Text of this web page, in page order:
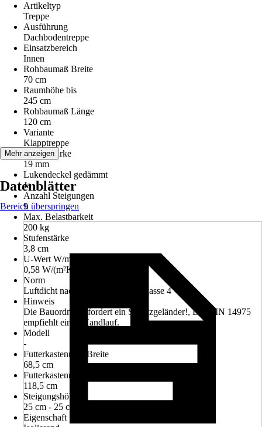
Artikeltyp
Treppe
Ausführung
Dachbodentreppe
Einsatzbereich
Innen
Rohbaumaß Breite
70 cm
Raumhöhe bis
245 cm
Rohbaumaß Länge
120 cm
Variante
Klapptreppe
Deckelstärke
19 mm
Lukendeckel gedämmt
Ja
Anzahl Steigungen
9
Max. Belastbarkeit
200 kg
Stufenstärke
3,8 cm
U-Wert W/m²K
0,58 W/(m²K)
Norm
Luftdicht nach DIN EN 12207 Klasse 4
Hinweis
Die Bauordnung fordert ein Schutzgeländer!, Die DIN 14975
empfiehlt einen Handlauf.
Modell
-
Futterkastenmaß Breite
68,5 cm
Futterkastenmaß Länge
118,5 cm
Steigungshöhe
25 cm - 25 cm
Eigenschaft
Mehr anzeigen
Datenblätter
Bereich überspringen